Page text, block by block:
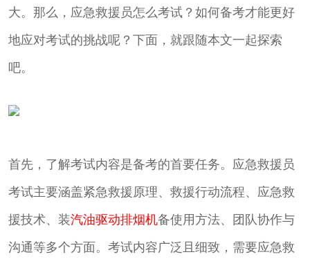
大。那么，应急救援员怎么考试？如何备考才能更好
地应对考试的挑战呢？下面，就跟随本文一起探索
吧。
首先，了解考试内容是备考的首要任务。应急救援员
考试主要涵盖紧急救援原理、救援行动流程、应急救
援技术、装汽油驱动排烟机备使用方法、团队协作与
沟通等多个方面。考试内容广泛且细致，需要应急救